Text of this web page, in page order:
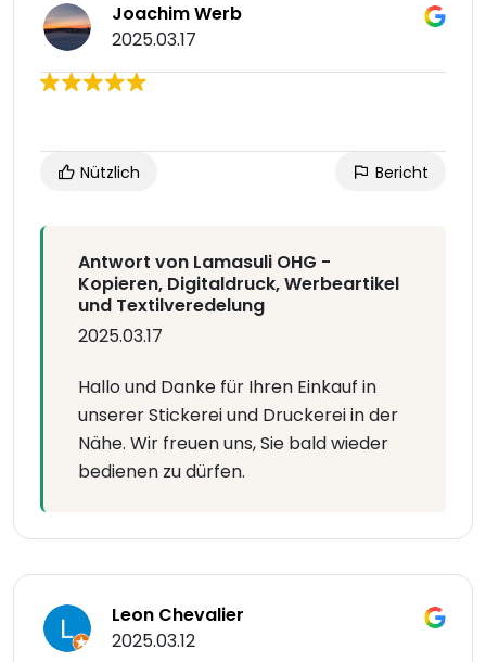
Joachim Werb
2025.03.17
Nützlich Bericht
Antwort von Lamasuli OHG -
Kopieren, Digitaldruck, Werbeartikel
und Textilveredelung
2025.03.17
Hallo und Danke für Ihren Einkauf in
unserer Stickerei und Druckerei in der
Nähe. Wir freuen uns, Sie bald wieder
bedienen zu dürfen.
Leon Chevalier
2025.03.12